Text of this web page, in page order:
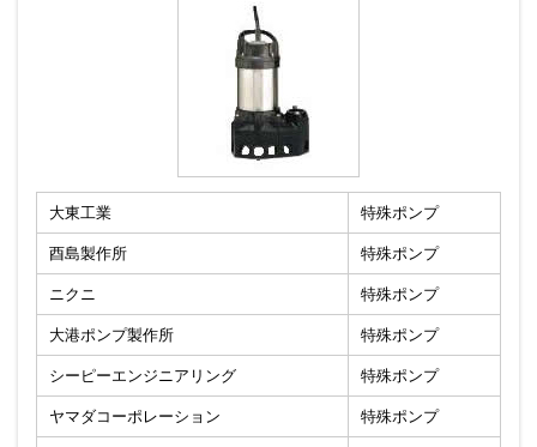
大東工業 特殊ポンプ
酉島製作所 特殊ポンプ
ニクニ 特殊ポンプ
大港ポンプ製作所 特殊ポンプ
シーピーエンジニアリング 特殊ポンプ
ヤマダコーポレーション 特殊ポンプ